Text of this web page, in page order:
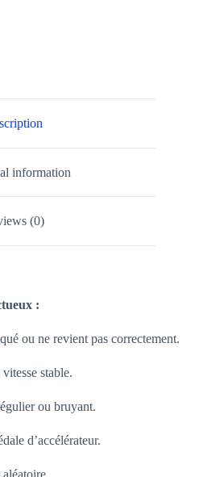
information
(0)
:
ou ne revient pas correctement.
stable.
ou bruyant.
d’accélérateur.